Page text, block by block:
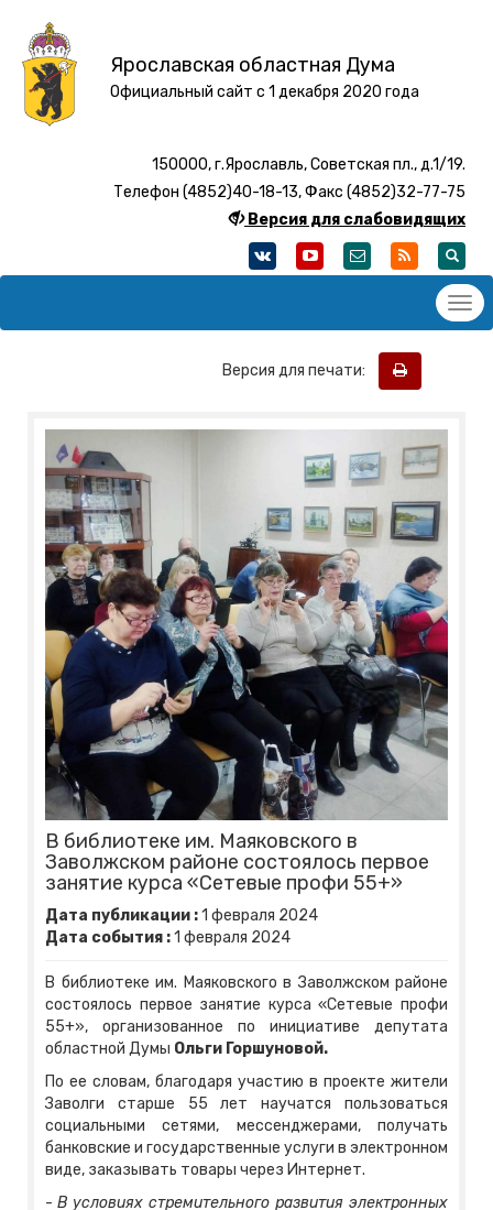
Ярославская областная Дума
Официальный сайт с 1 декабря 2020 года
150000, г.Ярославль, Советская пл., д.1/19.
Телефон (4852)40-18-13, Факс (4852)32-77-75
Версия для слабовидящих
Версия для печати:
В библиотеке им. Маяковского в
Заволжском районе состоялось первое
занятие курса «Сетевые профи 55+»
Дата публикации :1 февраля 2024
Дата события :1 февраля 2024
В библиотеке им. Маяковского в Заволжском районе
состоялось первое занятие курса «Сетевые профи
55+», организованное по инициативе депутата
областной Думы Ольги Горшуновой.
По ее словам, благодаря участию в проекте жители
Заволги старше 55 лет научатся пользоваться
социальными сетями, мессенджерами, получать
банковские и государственные услуги в электронном
виде, заказывать товары через Интернет.
- В условиях стремительного развития электронных